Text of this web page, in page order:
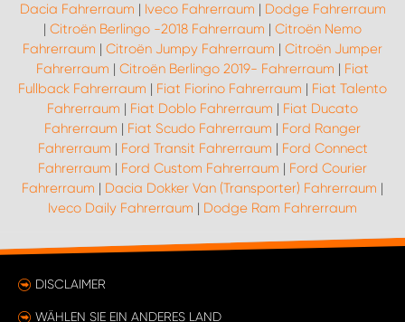
Dacia Fahrerraum | Iveco Fahrerraum | Dodge Fahrerraum
| Citroën Berlingo -2018 Fahrerraum | Citroën Nemo
Fahrerraum | Citroën Jumpy Fahrerraum | Citroën Jumper
Fahrerraum | Citroën Berlingo 2019- Fahrerraum | Fiat
Fullback Fahrerraum | Fiat Fiorino Fahrerraum | Fiat Talento
Fahrerraum | Fiat Doblo Fahrerraum | Fiat Ducato
Fahrerraum | Fiat Scudo Fahrerraum | Ford Ranger
Fahrerraum | Ford Transit Fahrerraum | Ford Connect
Fahrerraum | Ford Custom Fahrerraum | Ford Courier
Fahrerraum | Dacia Dokker Van (Transporter) Fahrerraum |
Iveco Daily Fahrerraum | Dodge Ram Fahrerraum
DISCLAIMER
WÄHLEN SIE EIN ANDERES LAND